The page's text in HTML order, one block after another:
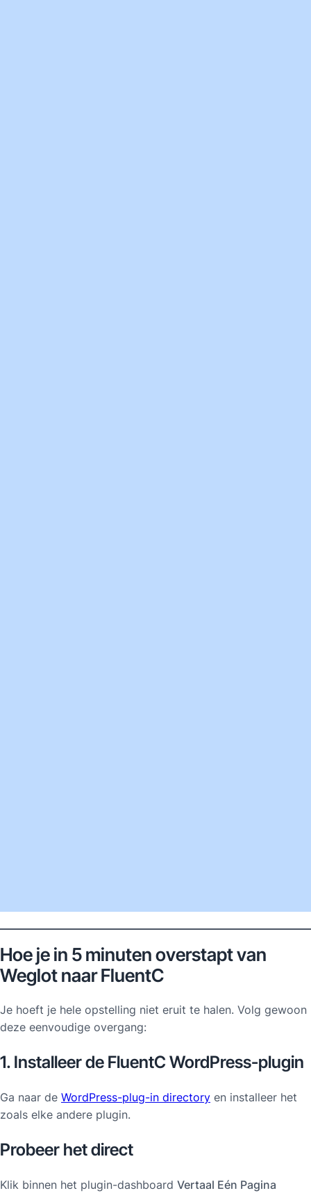
Hoe je in 5 minuten overstapt van
Weglot naar FluentC
Je hoeft je hele opstelling niet eruit te halen. Volg gewoon
deze eenvoudige overgang:
1. Installeer de FluentC WordPress-plugin
Ga naar de WordPress-plug-in directory en installeer het
zoals elke andere plugin.
Probeer het direct
Klik binnen het plugin-dashboard Vertaal Eén Pagina